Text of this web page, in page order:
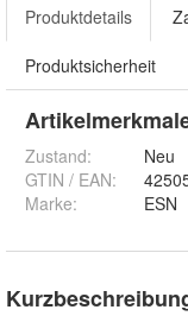
Produktdetails
Produktsicherheit
Zustand:
Neu
GTIN / EAN:
Marke:
ESN